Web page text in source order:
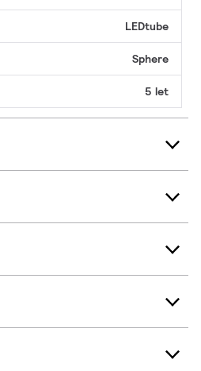
LEDtube
Sphere
5 let